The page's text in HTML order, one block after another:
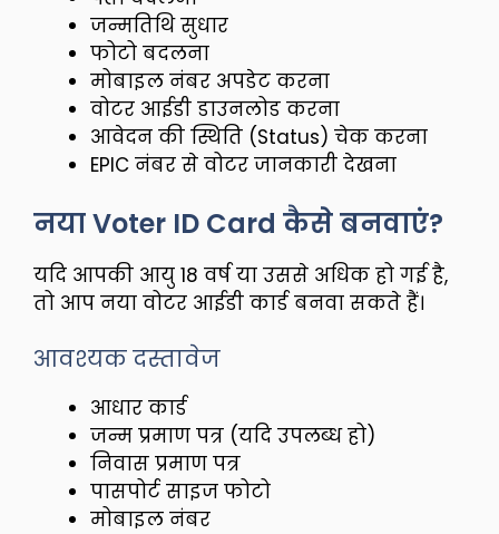
जन्मतिथि सुधार
फोटो बदलना
मोबाइल नंबर अपडेट करना
वोटर आईडी डाउनलोड करना
आवेदन की स्थिति (Status) चेक करना
EPIC नंबर से वोटर जानकारी देखना
नया Voter ID Card कैसे बनवाएं?
यदि आपकी आयु 18 वर्ष या उससे अधिक हो गई है,
तो आप नया वोटर आईडी कार्ड बनवा सकते हैं।
आवश्यक दस्तावेज
आधार कार्ड
जन्म प्रमाण पत्र (यदि उपलब्ध हो)
निवास प्रमाण पत्र
पासपोर्ट साइज फोटो
मोबाइल नंबर